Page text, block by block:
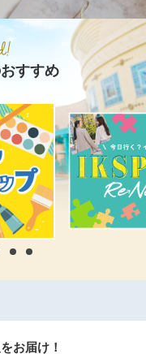
すすめ
お届け！